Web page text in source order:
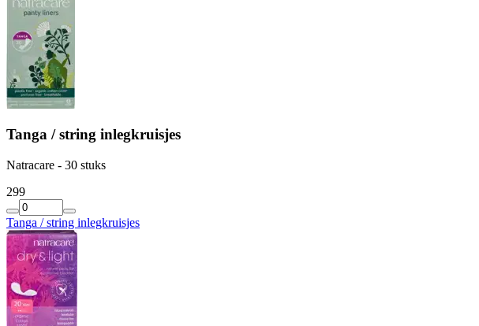
Tanga / string inlegkruisjes
Natracare - 30 stuks
299
Tanga / string inlegkruisjes